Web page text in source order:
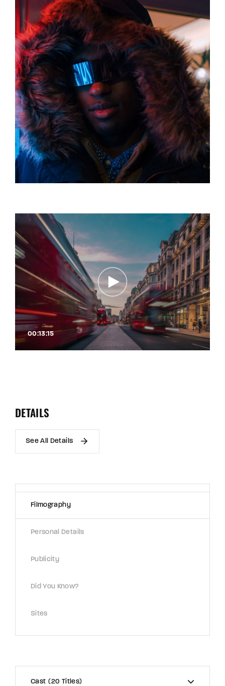
00:13:15
DETAILS
See All Details
Filmography
Personal Details
Publicity
Did You Know?
Sites
Cast 20 Titles